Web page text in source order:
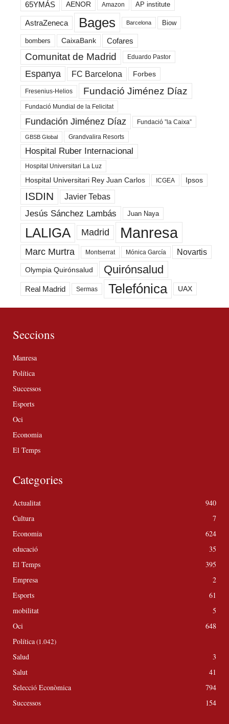
65YMÁS AENOR Amazon AP institute
AstraZeneca Bages Barcelona Biow
bombers CaixaBank Cofares
Comunitat de Madrid Eduardo Pastor
Espanya FC Barcelona Forbes
Fresenius-Helios Fundació Jiménez Díaz
Fundació Mundial de la Felicitat
Fundación Jiménez Díaz Fundació ”la Caixa”
GBSB Global Grandvalira Resorts
Hospital Ruber Internacional
Hospital Universitari La Luz
Hospital Universitari Rey Juan Carlos ICGEA Ipsos
ISDIN Javier Tebas
Jesús Sánchez Lambás Juan Naya
LALIGA Madrid Manresa
Marc Murtra Montserrat Mónica García Novartis
Olympia Quirónsalud Quirónsalud
Real Madrid Sermas Telefónica UAX
Seccions
Manresa
Política
Successos
Esports
Oci
Economia
El Temps
Categories
Actualitat
940
Cultura
7
Economia
624
educació
35
El Temps
395
Empresa
2
Esports
61
mobilitat
5
Oci
648
Política(1.042)
Salud
3
Salut
41
Selecció Econòmica
794
Successos
154